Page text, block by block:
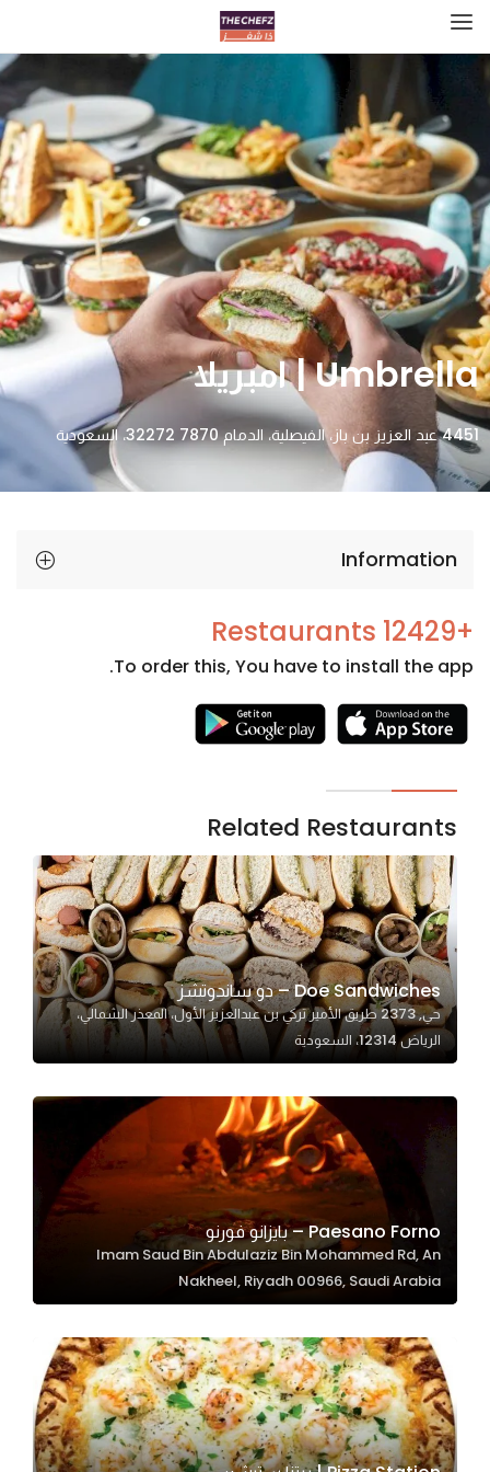
Umbrella | امبريلا
4451 عبد العزيز بن باز، الفيصلية، الدمام 32272 7870، السعودية
Information
+12429 Restaurants
To order this, You have to install the app.
Related Restaurants
Doe Sandwiches – دو ساندوتشز
حي, 2373 طريق الأمير تركي بن عبدالعزيز الأول، المعذر الشمالي،
الرياض 12314، السعودية
Paesano Forno – بايزانو فورنو
Imam Saud Bin Abdulaziz Bin Mohammed Rd, An
Nakheel, Riyadh 00966, Saudi Arabia
Necessary
cookies
optional.
They are
needed
for the
website to
function.
Statistics
improve
functionality
and
structure,
based on
website is
used.
Experience